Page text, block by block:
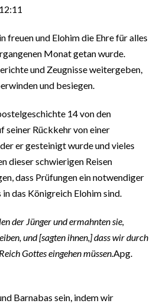
freuen und Elohim die Ehre für alles
Monat getan wurde.
und Zeugnisse weitergeben,
und besiegen.
14 von den
seiner Rückkehr von einer
er gesteinigt wurde und vieles
dieser schwierigen Reisen
dass Prüfungen ein notwendiger
das Königreich Elohim sind.
der Jünger und ermahnten sie,
und [sagten ihnen,] dass wir durch
Gottes eingehen müssen.Apg.
Barnabas sein, indem wir